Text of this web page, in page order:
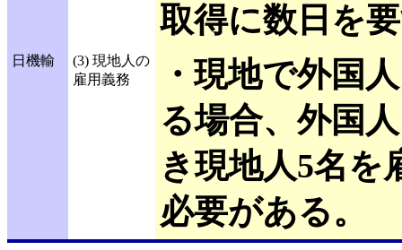
取得に数日を
日機輸
(3) 現地人の
雇用義務
・現地で外国
る場合、外国
き現地人5名を
必要がある。